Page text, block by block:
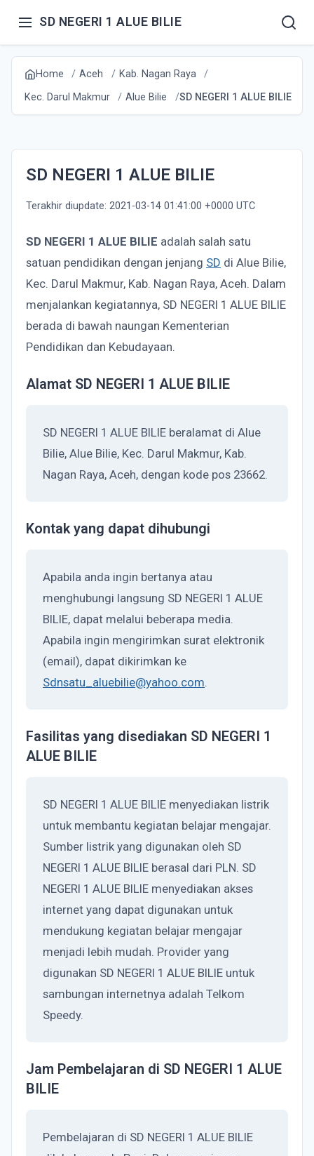
SD NEGERI 1 ALUE BILIE
Home Aceh
Kab. Nagan Raya
Kec. Darul Makmur
Alue Bilie SD NEGERI 1 ALUE BILIE
SD NEGERI 1 ALUE BILIE
Terakhir diupdate: 2021-03-14 01:41:00 +0000 UTC
SD NEGERI 1 ALUE BILIE adalah salah satu
satuan pendidikan dengan jenjang SD di Alue Bilie,
Kec. Darul Makmur, Kab. Nagan Raya, Aceh. Dalam
menjalankan kegiatannya, SD NEGERI 1 ALUE BILIE
berada di bawah naungan Kementerian
Pendidikan dan Kebudayaan.
Alamat SD NEGERI 1 ALUE BILIE
SD NEGERI 1 ALUE BILIE beralamat di Alue
Bilie, Alue Bilie, Kec. Darul Makmur, Kab.
Nagan Raya, Aceh, dengan kode pos 23662.
Kontak yang dapat dihubungi
Apabila anda ingin bertanya atau
menghubungi langsung SD NEGERI 1 ALUE
BILIE, dapat melalui beberapa media.
Apabila ingin mengirimkan surat elektronik
(email), dapat dikirimkan ke
Sdnsatu_aluebilie@yahoo.com.
Fasilitas yang disediakan SD NEGERI 1
ALUE BILIE
SD NEGERI 1 ALUE BILIE menyediakan listrik
untuk membantu kegiatan belajar mengajar.
Sumber listrik yang digunakan oleh SD
NEGERI 1 ALUE BILIE berasal dari PLN. SD
NEGERI 1 ALUE BILIE menyediakan akses
internet yang dapat digunakan untuk
mendukung kegiatan belajar mengajar
menjadi lebih mudah. Provider yang
digunakan SD NEGERI 1 ALUE BILIE untuk
sambungan internetnya adalah Telkom
Speedy.
Jam Pembelajaran di SD NEGERI 1 ALUE
BILIE
Pembelajaran di SD NEGERI 1 ALUE BILIE